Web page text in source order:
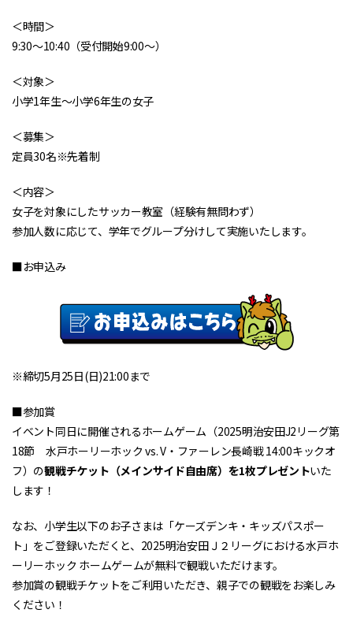
＜時間＞
9:30〜10:40（受付開始9:00〜）
＜対象＞
小学1年生〜小学6年生の女子
＜募集＞
定員30名※先着制
＜内容＞
女子を対象にしたサッカー教室（経験有無問わず）
参加人数に応じて、学年でグループ分けして実施いたします。
■お申込み
※締切5月25日(日)21:00まで
■参加賞
イベント同日に開催されるホームゲーム（2025明治安田J2リーグ第
18節 水戸ホーリーホック vs. V・ファーレン長崎戦 14:00キックオ
フ）の観戦チケット（メインサイド自由席）を1枚プレゼントいた
します！
なお、小学生以下のお子さまは「ケーズデンキ・キッズパスポー
ト」をご登録いただくと、2025明治安田Ｊ２リーグにおける水戸ホ
ーリーホック ホームゲームが無料で観戦いただけます。
参加賞の観戦チケットをご利用いただき、親子での観戦をお楽しみ
ください！